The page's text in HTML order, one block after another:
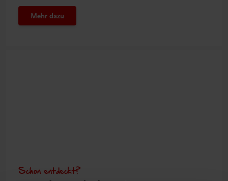
Mehr dazu
Schon entdeckt?